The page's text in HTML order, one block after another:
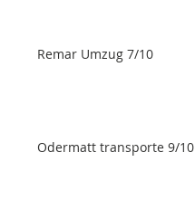
Remar Umzug 7/10
Odermatt transporte 9/10